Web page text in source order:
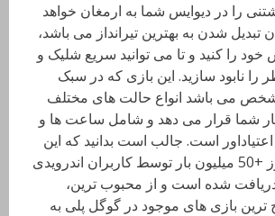
را در دیوایس شما به ارمغان خواهد
تبدیل شدن به بهترین تیرانداز می باشد،
را کنید و تا می توانید سریع شلیک و
را نابود سازید. این بازی که در سبک
می باشد انواع حالت های مختلف
شما قرار می دهد و شامل ساعت ها و
است. جالب است بدانید که این
بازی تا به امروز +50 میلیون بار توسط کاربران اندرویدی
شده است و از محبوب ترین،
ترین بازی های موجود در گوگل پلی به